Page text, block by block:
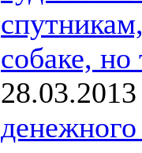
собаке, но
28.03.2013